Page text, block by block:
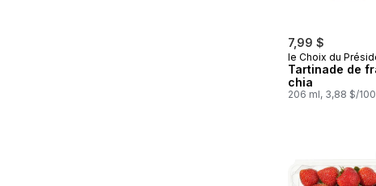
7,99 $
le Choix du
Tartinade de
chia
206 ml, 3,88 $/